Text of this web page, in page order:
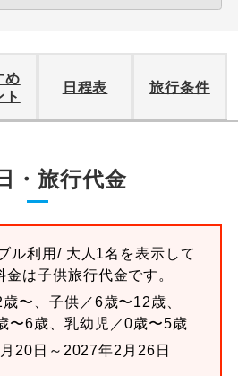
め
ト
日程表 旅行条件
・旅行代金
ル利用/ 大人1名を表示して
は子供旅行代金です。
〜、子供／6歳〜12歳、
〜6歳、乳幼児／0歳〜5歳
20日～2027年2月26日